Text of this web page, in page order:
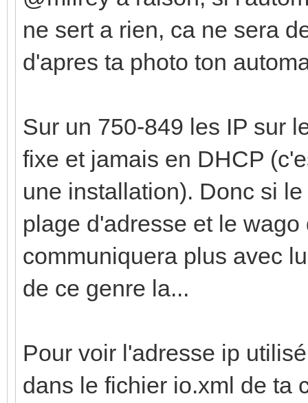
ne sert a rien, ca ne sera
d'apres ta photo ton
Sur un 750-849 les IP sur
fixe et jamais en DHCP
une installation). Donc si
plage d'adresse et le
communiquera plus avec
de ce genre la...
Pour voir l'adresse ip
dans le fichier io.xml de ta